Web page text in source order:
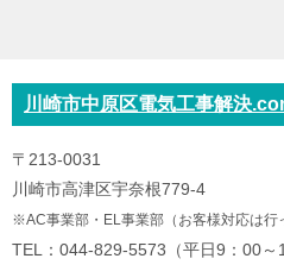
川崎市中原区電気工事解決
〒213-0031
川崎市高津区宇奈根779-4
※AC事業部・EL事業部（お客様対応は行
TEL：044-829-5573（平日9：00～